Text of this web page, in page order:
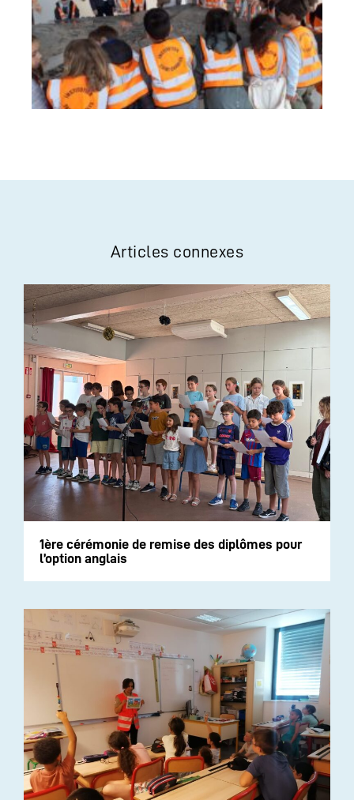
Articles connexes
1ère cérémonie de remise des diplômes pour
l’option anglais